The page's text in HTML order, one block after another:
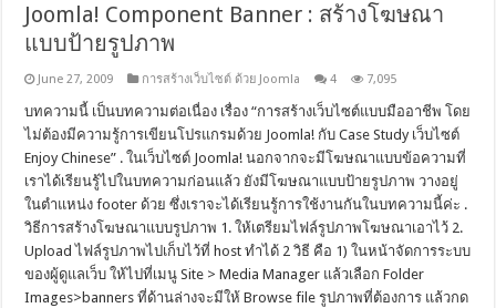
Joomla! Component Banner : สร้างโฆษณา
แบบป้ายรูปภาพ
June 27, 2009 การสร้างเว็บไซต์ ด้วย Joomla 4 7,095
บทความนี้ เป็นบทความต่อเนื่อง เรื่อง “การสร้างเว็บไซต์แบบมืออาชีพ โดย
ไม่ต้องมีความรู้การเขียนโปรแกรมด้วย Joomla! กับ Case Study เว็บไซต์
Enjoy Chinese” . ในเว็บไซต์ Joomla! นอกจากจะมีโฆษณาแบบข้อความที่
เราได้เรียนรู้ไปในบทความก่อนแล้ว ยังมีโฆษณาแบบป้ายรูปภาพ วางอยู่
ในตำแหน่ง footer ด้วย ซึ่งเราจะได้เรียนรู้การใช้งานกันในบทความนี้ค่ะ .
วิธีการสร้างโฆษณาแบบรูปภาพ 1. ให้เตรียมไฟล์รูปภาพโฆษณาเอาไว้ 2.
Upload ไฟล์รูปภาพไปเก็บไว้ที่ host ทำได้ 2 วิธี คือ 1) ในหน้าจัดการระบบ
ของผู้ดูแลเว็บ ให้ไปที่เมนู Site > Media Manager แล้วเลือก Folder
Images>banners ที่ด้านล่างจะมีให้ Browse file รูปภาพที่ต้องการ แล้วกด